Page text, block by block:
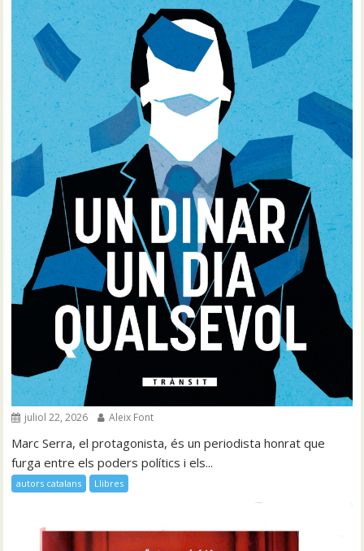
juliol 22, 2026 Aleix Font
Marc Serra, el protagonista, és un periodista honrat que
furga entre els poders polítics i els...
autors catalans Llibres